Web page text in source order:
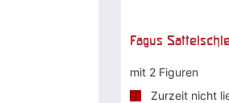
Fagus
mit 2 Figuren
Zurzeit nicht